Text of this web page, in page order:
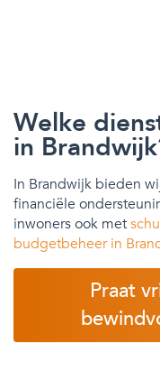
Welke
in
In Brandwijk bieden
financiële
inwoners ook met
budgetbeheer in
Praat